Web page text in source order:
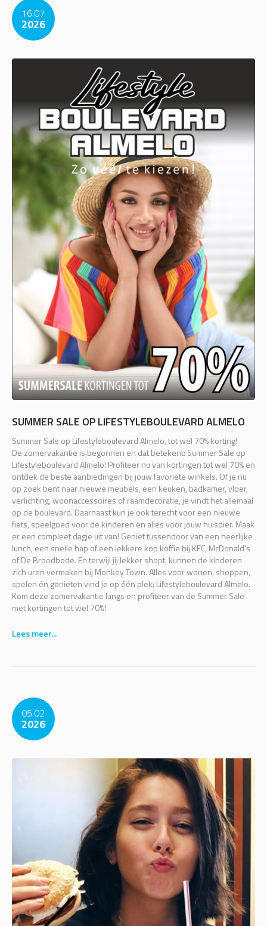
16.07
2026
SUMMER SALE OP LIFESTYLEBOULEVARD ALMELO
Summer Sale op Lifestyleboulevard Almelo, tot wel 70% korting!
De zomervakantie is begonnen en dat betekent: Summer Sale op
Lifestyleboulevard Almelo! Profiteer nu van kortingen tot wel 70% en
ontdek de beste aanbiedingen bij jouw favoriete winkels. Of je nu
op zoek bent naar nieuwe meubels, een keuken, badkamer, vloer,
verlichting, woonaccessoires of raamdecoratie, je vindt het allemaal
op de boulevard. Daarnaast kun je ook terecht voor een nieuwe
fiets, speelgoed voor de kinderen en alles voor jouw huisdier. Maak
er een compleet dagje uit van! Geniet tussendoor van een heerlijke
lunch, een snelle hap of een lekkere kop koffie bij KFC, McDonald's
of De Broodbode. En terwijl jij lekker shopt, kunnen de kinderen
zich uren vermaken bij Monkey Town. Alles voor wonen, shoppen,
spelen én genieten vind je op één plek: Lifestyleboulevard Almelo.
Kom deze zomervakantie langs en profiteer van de Summer Sale
met kortingen tot wel 70%!
Lees meer...
05.02
2026